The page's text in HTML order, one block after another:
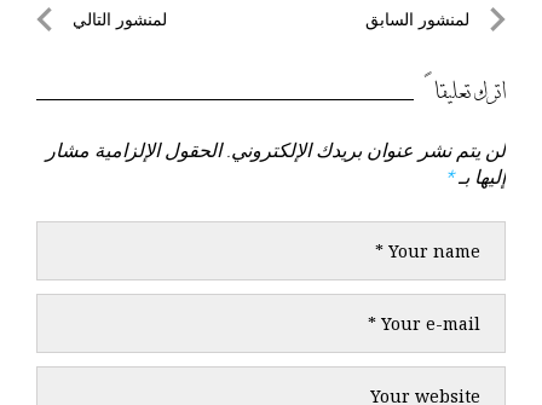
تصفّحلمنشور السابق
السابق
لمنشور التالي
اترك تعليقاً
لن يتم نشر عنوان بريدك الإلكتروني. الحقول الإلزامية مشار
إليها بـ*